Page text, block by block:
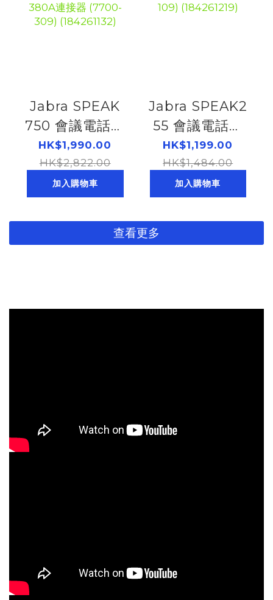
(184261207)
Jabra SPEAK
750 會議電話揚
聲器|連Link
380A連接器
(7700-309)
HK$1,990.00
HK$2,822.00
加入購物車
Jabra SPEAK2
55 會議電話揚
聲器(2755-109)
(184261219)
HK$1,199.00
HK$1,484.00
加入購物車
查看更多